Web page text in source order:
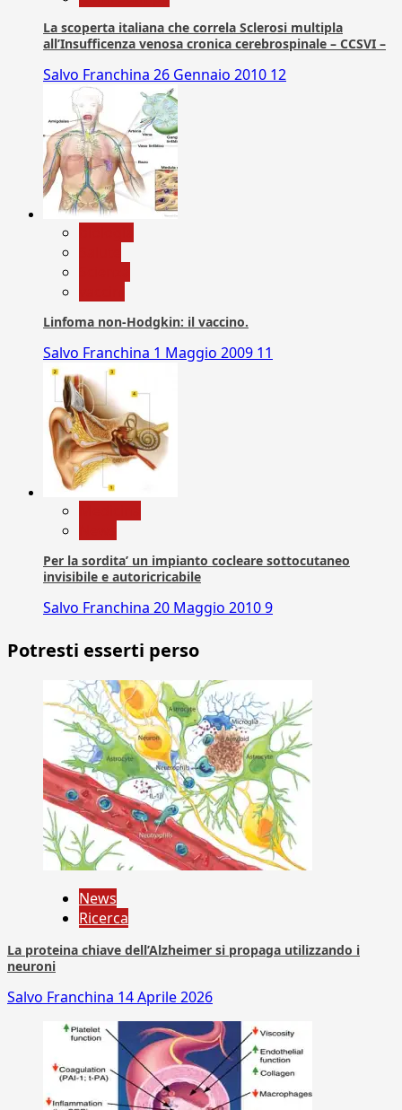
La scoperta italiana che correla Sclerosi multipla
all’Insufficenza venosa cronica cerebrospinale – CCSVI –
Salvo Franchina 26 Gennaio 2010 12
Linfoma non-Hodgkin: il vaccino.
Salvo Franchina 1 Maggio 2009 11
Per la sordita’ un impianto cocleare sottocutaneo
invisibile e autoricricabile
Salvo Franchina 20 Maggio 20109
Potresti esserti perso
News
Ricerca
La proteina chiave dell’Alzheimer si propaga utilizzando i
neuroni
Salvo Franchina 14 Aprile 2026